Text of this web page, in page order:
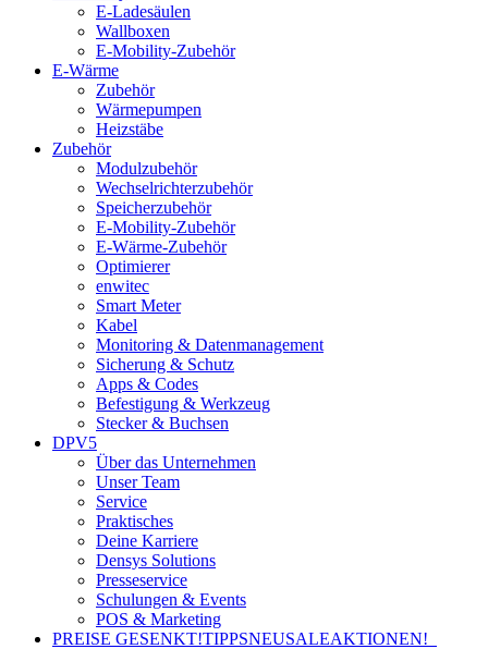
E-Ladesäulen
Wallboxen
E-Mobility-Zubehör
E-Wärme
Zubehör
Wärmepumpen
Heizstäbe
Zubehör
Modulzubehör
Wechselrichterzubehör
Speicherzubehör
E-Mobility-Zubehör
E-Wärme-Zubehör
Optimierer
enwitec
Smart Meter
Kabel
Monitoring & Datenmanagement
Sicherung & Schutz
Apps & Codes
Befestigung & Werkzeug
Stecker & Buchsen
DPV5
Über das Unternehmen
Unser Team
Service
Praktisches
Deine Karriere
Densys Solutions
Presseservice
Schulungen & Events
POS & Marketing
PREISE GESENKT!TIPPSNEUSALEAKTIONEN!